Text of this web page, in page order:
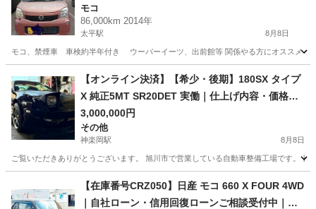
モコ
86,000km 2014年
太平駅 8月8日
モコ、禁煙車 車検約半年付き ウーバーイーツ、出前館等 関係やる方にオスス
太平駅 モコ 日産モコ
【オンライン決済】【希少・後期】180SX タイプ
X 純正5MT SR20DET 実働｜仕上げ内容・価格相
談可
3,000,000円
その他
神楽岡駅 8月8日
ご覧いただきありがとうございます。 旭川市で営業している自動車整備工場です。
神楽岡駅 その他
【在庫番号CRZ050】日産 モコ 660 X FOUR 4WD
｜自社ローン・信用回復ローンご相談受付中｜他